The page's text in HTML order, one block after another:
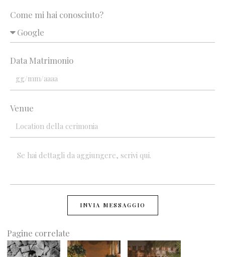
Come mi hai conosciuto?
Data Matrimonio
Venue
INVIA MESSAGGIO
Pagine correlate